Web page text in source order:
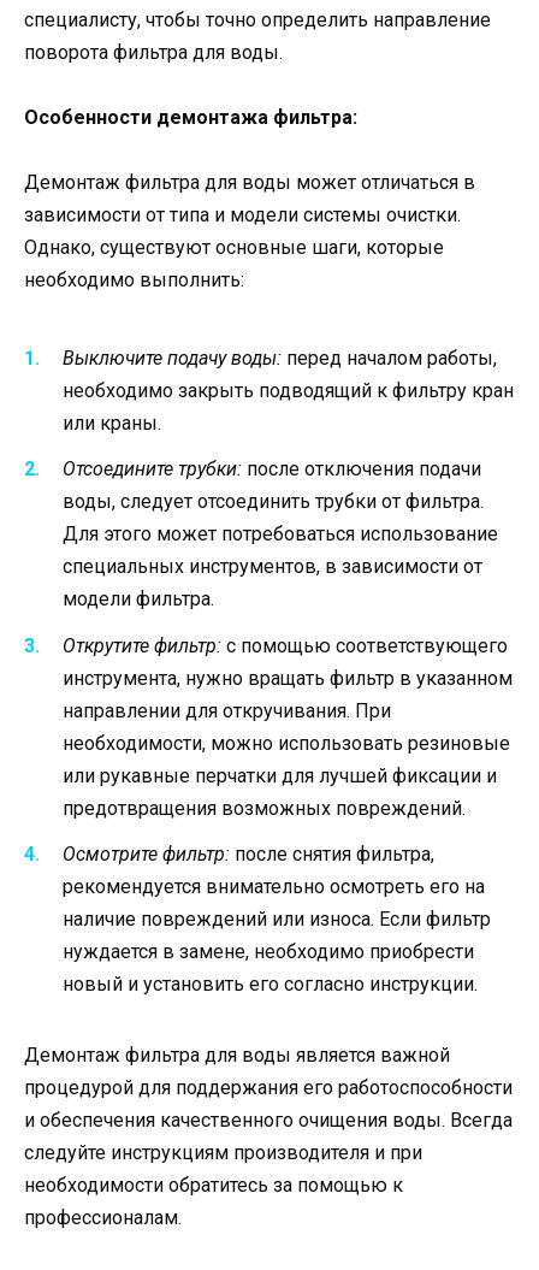
специалисту, чтобы точно определить направление
поворота фильтра для воды.
Особенности демонтажа фильтра:
Демонтаж фильтра для воды может отличаться в
зависимости от типа и модели системы очистки.
Однако, существуют основные шаги, которые
необходимо выполнить:
Выключите подачу воды: перед началом работы,
необходимо закрыть подводящий к фильтру кран
или краны.
Отсоедините трубки: после отключения подачи
воды, следует отсоединить трубки от фильтра.
Для этого может потребоваться использование
специальных инструментов, в зависимости от
модели фильтра.
Открутите фильтр: с помощью соответствующего
инструмента, нужно вращать фильтр в указанном
направлении для откручивания. При
необходимости, можно использовать резиновые
или рукавные перчатки для лучшей фиксации и
предотвращения возможных повреждений.
Осмотрите фильтр: после снятия фильтра,
рекомендуется внимательно осмотреть его на
наличие повреждений или износа. Если фильтр
нуждается в замене, необходимо приобрести
новый и установить его согласно инструкции.
Демонтаж фильтра для воды является важной
процедурой для поддержания его работоспособности
и обеспечения качественного очищения воды. Всегда
следуйте инструкциям производителя и при
необходимости обратитесь за помощью к
профессионалам.